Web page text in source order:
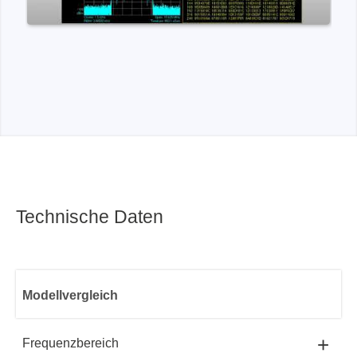
Technische Daten
Modellvergleich
Frequenzbereich +